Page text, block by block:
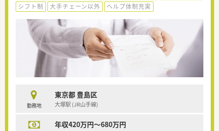
シフト制
大手チェーン以外 ヘルプ体制充実
勤務地
東京都 豊島区
大塚駅 (JR山手線)
年収420万円～680万円